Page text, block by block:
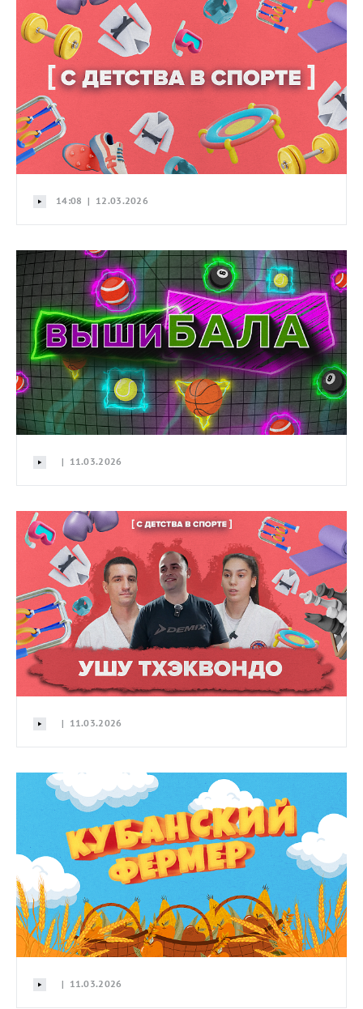
14:08 | 12.03.2026
| 11.03.2026
| 11.03.2026
| 11.03.2026